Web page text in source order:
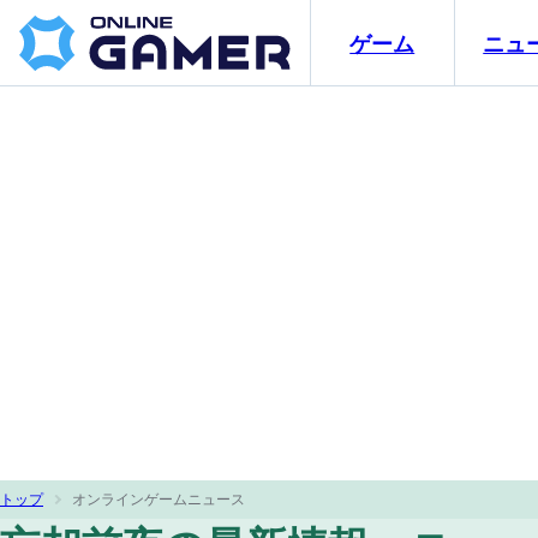
ゲーム ニュ
トップ オンラインゲームニュース